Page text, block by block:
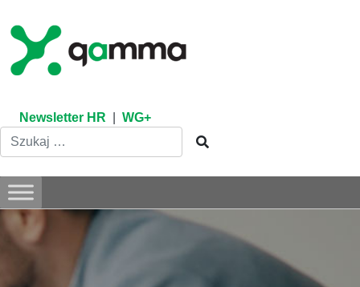
content
Newsletter HR WG+